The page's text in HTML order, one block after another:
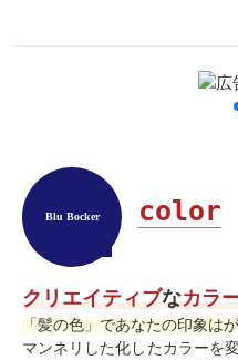
Blu Bocker color
クリエイティブなカラ
「髪の色」であなたの印象は
マンネリした化したカラーを変